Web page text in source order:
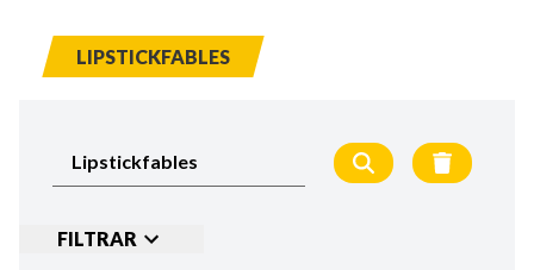
LIPSTICKFABLES
FILTRAR